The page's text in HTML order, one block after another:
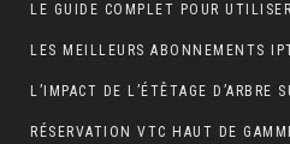
LES MEILLEURS ABONNEMENTS
L’IMPACT DE L’ÉTÊTAGE D’ARBRE